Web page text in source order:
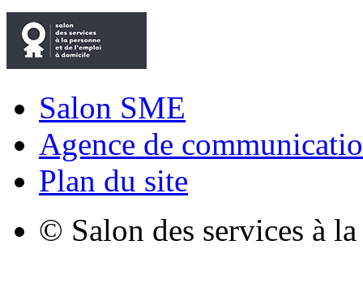
Salon SME
Agence de
Plan du site
© Salon des services à